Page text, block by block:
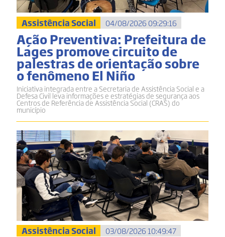
Assistência Social 04/08/2026 09:29:16
Ação Preventiva: Prefeitura de
Lages promove circuito de
palestras de orientação sobre
o fenômeno El Niño
Iniciativa integrada entre a Secretaria de Assistência Social e a
Defesa Civil leva informações e estratégias de segurança aos
Centros de Referência de Assistência Social (CRAS) do
município
Assistência Social 03/08/2026 10:49:47